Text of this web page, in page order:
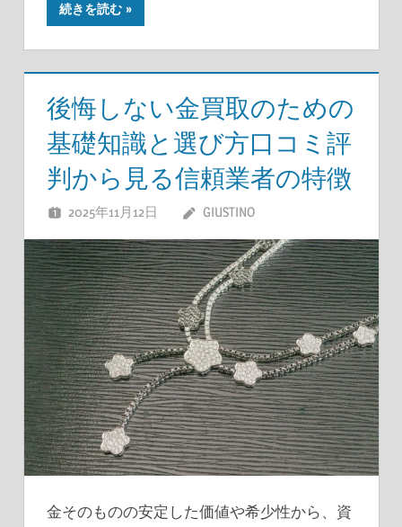
続きを読む
後悔しない金買取のための
基礎知識と選び方口コミ評
判から見る信頼業者の特徴
2025年11月12日 GIUSTINO
金そのものの安定した価値や希少性から、資